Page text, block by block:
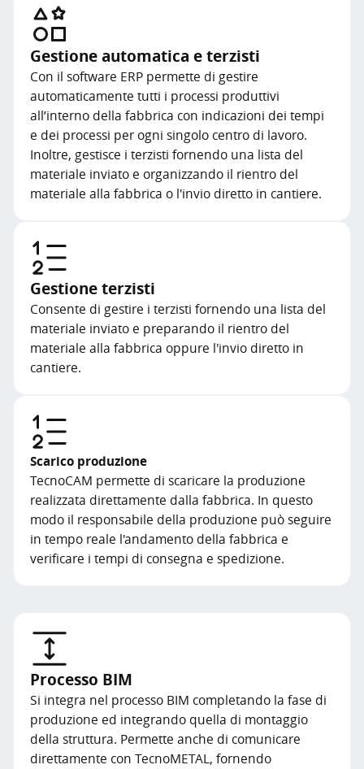
Gestione automatica e terzisti
Con il software ERP permette di gestire
automaticamente tutti i processi produttivi
all’interno della fabbrica con indicazioni dei tempi
e dei processi per ogni singolo centro di lavoro.
Inoltre, gestisce i terzisti fornendo una lista del
materiale inviato e organizzando il rientro del
materiale alla fabbrica o l'invio diretto in cantiere.
Gestione terzisti
Consente di gestire i terzisti fornendo una lista del
materiale inviato e preparando il rientro del
materiale alla fabbrica oppure l'invio diretto in
cantiere.
Scarico produzione
TecnoCAM permette di scaricare la produzione
realizzata direttamente dalla fabbrica. In questo
modo il responsabile della produzione può seguire
in tempo reale l'andamento della fabbrica e
verificare i tempi di consegna e spedizione.
Processo BIM
Si integra nel processo BIM completando la fase di
produzione ed integrando quella di montaggio
della struttura. Permette anche di comunicare
direttamente con TecnoMETAL, fornendo